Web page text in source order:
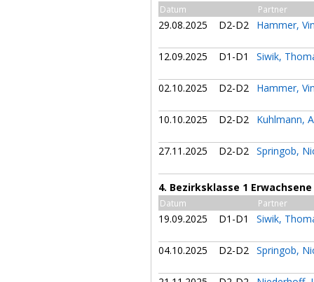
Datum Partner
29.08.2025 D2-D2 Hammer,
12.09.2025 D1-D1 Siwik,
02.10.2025 D2-D2 Hammer,
10.10.2025 D2-D2 Kuhlmann,
27.11.2025 D2-D2 Springob,
4. Bezirksklasse 1
Datum Partner
19.09.2025 D1-D1 Siwik,
04.10.2025 D2-D2 Springob,